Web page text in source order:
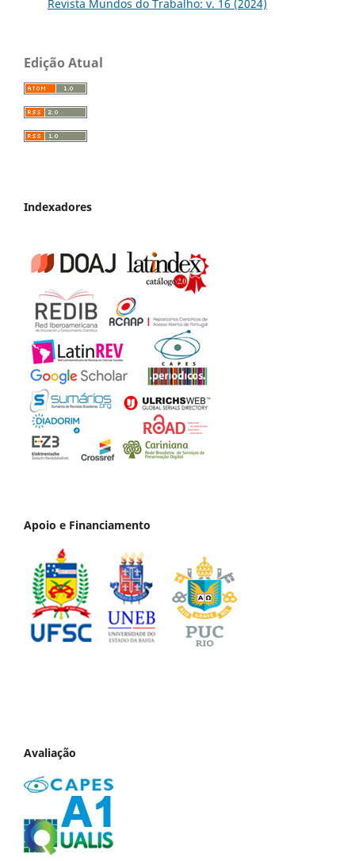
Revista Mundos do Trabalho: v. 16 (2024)
Edição Atual
Indexadores
Apoio e Financiamento
Avaliação